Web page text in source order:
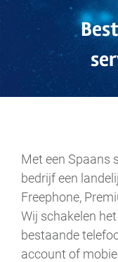
Met een Spaans
bedrijf een
Freephone,
Wij schakelen
bestaande
account of